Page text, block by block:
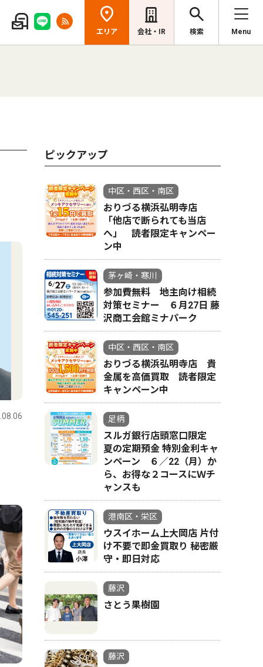
エリア 会社・IR 検索 Menu
ピックアップ
中区・西区・南区
おりづる横浜弘明寺店
「他店で断られても当店
へ」 読者限定キャンペー
ン中
茅ヶ崎・寒川
参加費無料 地主向け相続
対策セミナー ６月27日 藤
沢商工会館ミナパーク
中区・西区・南区
おりづる横浜弘明寺店 貴
金属を高価買取 読者限定
キャンペーン中
足柄
スルガ銀行店頭窓口限定
夏の定期預金 特別金利キャ
ンペーン ６／22（月）か
ら、お得な２コースにＷチ
ャンスも
港南区・栄区
ウスイホーム上大岡店 片付
け不要で即金買取り 秘密厳
守・即日対応
藤沢
さとう果樹園
藤沢